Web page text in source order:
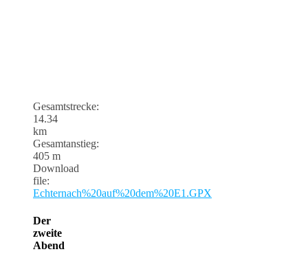
Gesamtstrecke:
14.34
km
Gesamtanstieg:
405 m
Download
file:
Echternach%20auf%20dem%20E1.GPX
Der
zweite
Abend